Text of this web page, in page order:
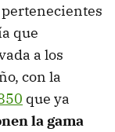
que
a los
con la
que ya
la gama